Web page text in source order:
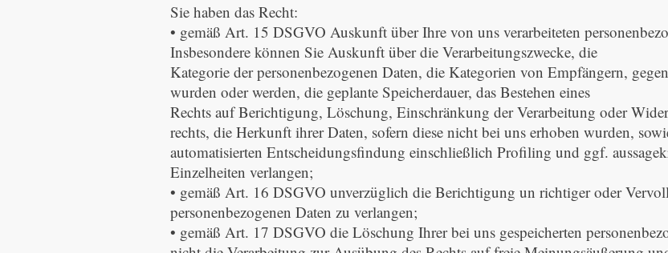
Sie haben das Recht:
• gemäß Art. 15 DSGVO Auskunft über Ihre von uns verarbeiteten
Insbesondere können Sie Auskunft über die Verarbeitungszwecke, die
Kategorie der personenbezogenen Daten, die Kategorien von Empfängern,
wurden oder werden, die geplante Speicherdauer, das Bestehen eines
Rechts auf Berichtigung, Löschung, Einschränkung der Verarbeitung oder
rechts, die Herkunft ihrer Daten, sofern diese nicht bei uns erhoben wurden,
automatisierten Entscheidungsfindung einschließlich Profiling und ggf.
Einzelheiten verlangen;
• gemäß Art. 16 DSGVO unverzüglich die Berichtigung un richtiger oder
personenbezogenen Daten zu verlangen;
• gemäß Art. 17 DSGVO die Löschung Ihrer bei uns gespeicherten